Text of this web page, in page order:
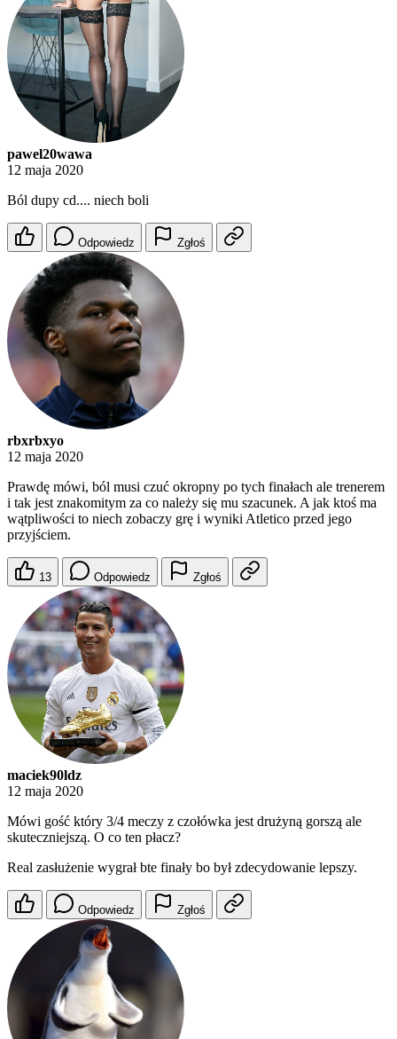
pawel20wawa
12 maja 2020
Ból dupy cd.... niech boli
Odpowiedz Zgłoś
rbxrbxyo
12 maja 2020
Prawdę mówi, ból musi czuć okropny po tych finałach ale trenerem
i tak jest znakomitym za co należy się mu szacunek. A jak ktoś ma
wątpliwości to niech zobaczy grę i wyniki Atletico przed jego
przyjściem.
13 Odpowiedz Zgłoś
maciek90ldz
12 maja 2020
Mówi gość który 3/4 meczy z czołówka jest drużyną gorszą ale
skuteczniejszą. O co ten płacz?
Real zasłużenie wygrał bte finały bo był zdecydowanie lepszy.
Odpowiedz Zgłoś